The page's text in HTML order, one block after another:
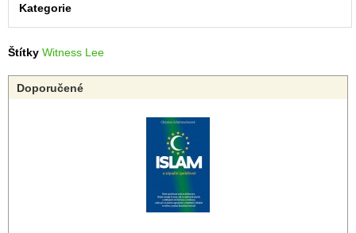
Kategorie
Štítky Witness Lee
Doporučené